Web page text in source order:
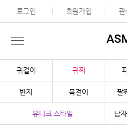
로그인 회원가입 관
귀걸이 귀찌
반지 목걸이 팔
유니크 스타일 남